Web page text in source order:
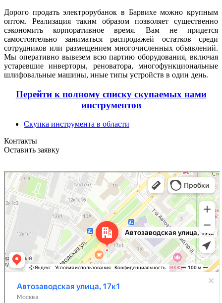
Дорого продать электрорубанок в Барвихе можно крупным
оптом. Реализация таким образом позволяет существенно
сэкономить корпоративное время. Вам не придется
самостоятельно заниматься распродажей остатков среди
сотрудников или размещением многочисленных объявлений.
Мы оперативно вывезем всю партию оборудования, включая
устаревшие инверторы, реноватора, многофункциональные
шлифовальные машины, иные типы устройств в один день.
Перейти к полному списку скупаемых нами
инструментов
Скупка инструмента в области
Контакты
Оставить заявку